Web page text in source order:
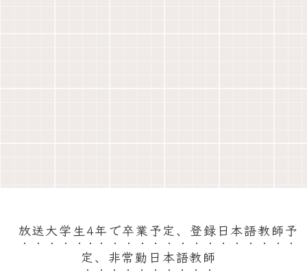
放送大学生4年で卒業予定、登録日本語教師予
定、非常勤日本語教師